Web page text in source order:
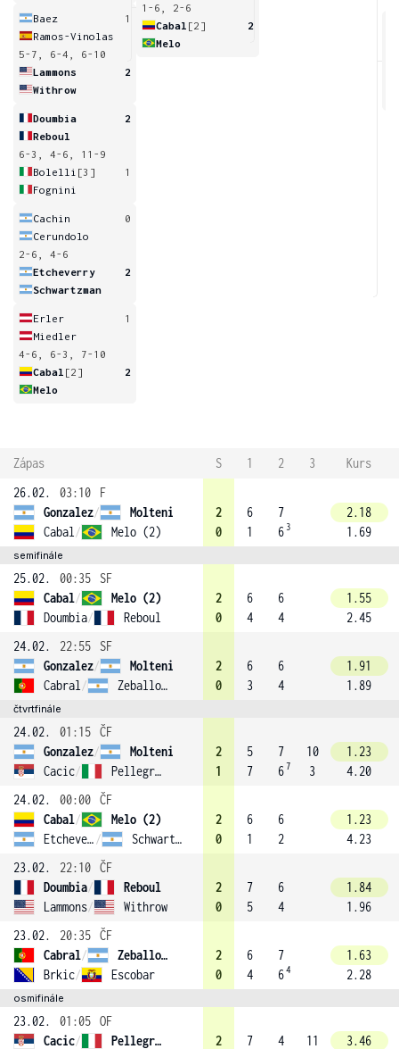
Baez
1
Ramos-Vinolas
5-7, 6-4, 6-10
Lammons
2
Withrow
Doumbia
2
Reboul
6-3, 4-6, 11-9
Bolelli [3]
1
Fognini
Cachin
0
Cerundolo
2-6, 4-6
Etcheverry
2
Schwartzman
Erler
1
Miedler
4-6, 6-3, 7-10
Cabal [2]
2
Melo
1-6, 2-6
Cabal [2]
2
Melo
Zápas S 1 2 3
Kurs
26.02.
03:10
F
Gonzalez/
Molteni
Cabal / Melo (2)
2
0
6
1
7
6 3
2.18
1.69
semifinále
25.02. 00:35
SF
Cabal/
Melo (2)
Doumbia/ Reboul
2
0
6
4
6
4
1.55
2.45
24.02.
22:55
SF
Gonzalez/
Molteni
Cabral / Zeballos (4)
2
0
6
3
6
4
1.91
1.89
čtvrtfinále
24.02. 01:15 ČF
Gonzalez/
Molteni
Cacic/ Pellegrino
2
1
5
7
7
67
10
3
1.23
4.20
24.02.
00:00 ČF
Cabal/
Melo (2)
Etcheverry / Schwartzman
2
0
6
1
6
2
1.23
4.23
23.02.
22:10 ČF
Doumbia/
Reboul
Lammons/ Withrow
2
0
7
5
6
4
1.84
1.96
23.02.
20:35 ČF
Cabral/
Zeballos (4)
Brkic/ Escobar
2
0
6
4
7
64
1.63
2.28
osmifinále
23.02. 01:05 OF
Cacic/
Pellegrino
2
7
4
11
3.46